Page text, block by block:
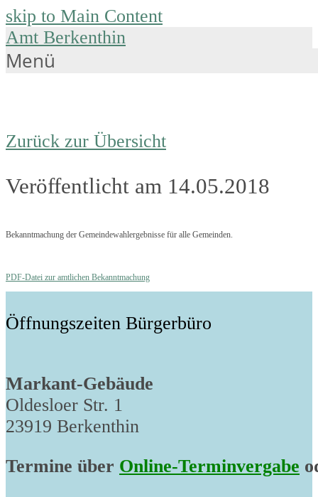
skip to Main Content
Amt Berkenthin
Menü
Zurück zur Übersicht
Veröffentlicht am 14.05.2018
Bekanntmachung der Gemeindewahlergebnisse für alle Gemeinden.
PDF-Datei zur amtlichen Bekanntmachung
Öffnungszeiten Bürgerbüro
Markant-Gebäude
Oldesloer Str. 1
23919 Berkenthin
Termine über Online-Terminvergabe